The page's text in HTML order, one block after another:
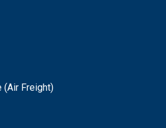
(Air Freight)